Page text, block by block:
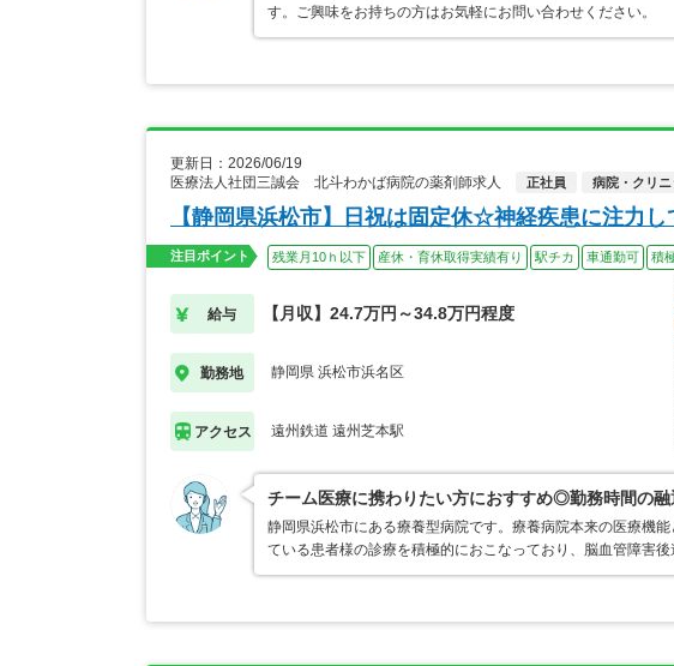
す。ご興味をお持ちの方はお気軽にお問い合わせください。
更新日：2026/06/19
医療法人社団三誠会 北斗わかば病院の薬剤師求人
正社員 病院・クリニ
【静岡県浜松市】日祝は固定休☆神経疾患に注力
注目ポイント 残業月10ｈ以下 産休・育休取得実績有り 駅チカ 車通勤可 積
給与 【月収】24.7万円～34.8万円程度
勤務地 静岡県 浜松市浜名区
アクセス 遠州鉄道 遠州芝本駅
チーム医療に携わりたい方におすすめ◎勤務時間の融
静岡県浜松市にある療養型病院です。療養病院本来の医療機
ている患者様の診療を積極的におこなっており、脳血管障害